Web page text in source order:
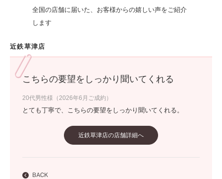
全国の店舗に届いた、お客様からの嬉しい声をご紹介
します
近鉄草津店
こちらの要望をしっかり聞いてくれる
20代男性様（2026年6月ご成約）
とても丁寧で、こちらの要望をしっかり聞いてくれる。
近鉄草津店の店舗詳細へ
BACK